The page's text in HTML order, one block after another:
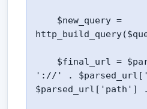
'://' .
$parsed_url['path']